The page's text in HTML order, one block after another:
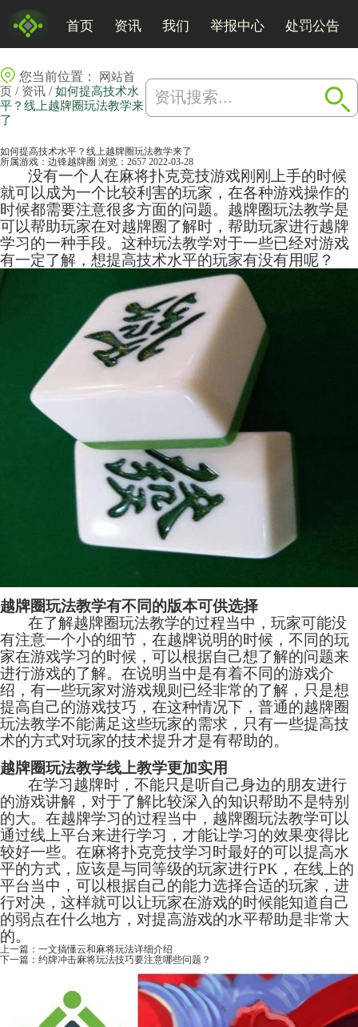
首页 资讯 我们 举报中心 处罚公告
您当前位置：
网站首
页 / 资讯 /如何提高技术水
平？线上越牌圈玩法教学来
了
如何提高技术水平？线上越牌圈玩法教学来了
所属游戏： 边锋越牌圈 浏览：2657 2022-03-28
没有一个人在麻将扑克竞技游戏刚刚上手的时候
就可以成为一个比较利害的玩家，在各种游戏操作的
时候都需要注意很多方面的问题。越牌圈玩法教学是
可以帮助玩家在对越牌圈了解时，帮助玩家进行越牌
学习的一种手段。这种玩法教学对于一些已经对游戏
有一定了解，想提高技术水平的玩家有没有用呢？
越牌圈玩法教学有不同的版本可供选择
在了解越牌圈玩法教学的过程当中，玩家可能没
有注意一个小的细节，在越牌说明的时候，不同的玩
家在游戏学习的时候，可以根据自己想了解的问题来
进行游戏的了解。在说明当中是有着不同的游戏介
绍，有一些玩家对游戏规则已经非常的了解，只是想
提高自己的游戏技巧，在这种情况下，普通的越牌圈
玩法教学不能满足这些玩家的需求，只有一些提高技
术的方式对玩家的技术提升才是有帮助的。
越牌圈玩法教学线上教学更加实用
在学习越牌时，不能只是听自己身边的朋友进行
的游戏讲解，对于了解比较深入的知识帮助不是特别
的大。在越牌学习的过程当中，越牌圈玩法教学可以
通过线上平台来进行学习，才能让学习的效果变得比
较好一些。在麻将扑克竞技学习时最好的可以提高水
平的方式，应该是与同等级的玩家进行PK，在线上的
平台当中，可以根据自己的能力选择合适的玩家，进
行对决，这样就可以让玩家在游戏的时候能知道自己
的弱点在什么地方，对提高游戏的水平帮助是非常大
的。
上一篇： 一文搞懂云和麻将玩法详细介绍
下一篇： 约牌冲击麻将玩法技巧要注意哪些问题？